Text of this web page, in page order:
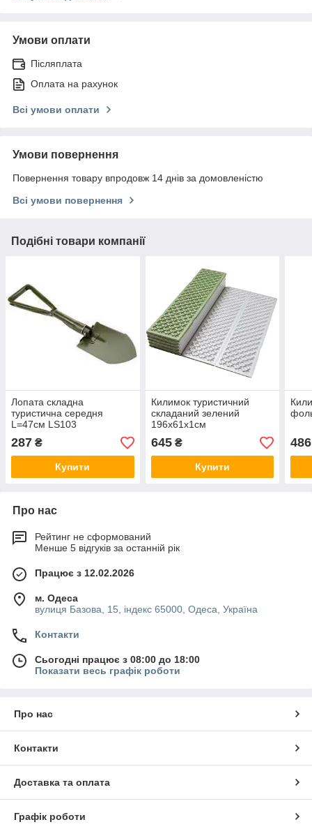
Умови оплати
Післяплата
Оплата на рахунок
Всі умови оплати
Умови повернення
Повернення товару впродовж 14 днів за домовленістю
Всі умови повернення
Подібні товари компанії
Лопата складна
туристична середня
L=47см LS103
287 ₴
Купити
Килимок туристичний
складаний зелений
196х61х1см
645₴
Купити
486
Про нас
Рейтинг не сформований
Менше 5 відгуків за останній рік
Працює з 12.02.2026
м. Одеса
вулиця Базова, 15, індекс 65000, Одеса, Україна
Контакти
Сьогодні працює з 08:00 до 18:00
Показати весь графік роботи
Про нас
Контакти
Доставка та оплата
Графік роботи